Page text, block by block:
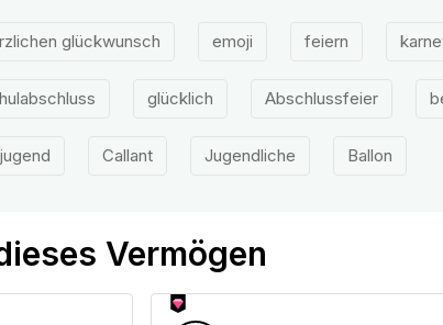
glückwunsch emoji feiern
glücklich Abschlussfeier
jugend Callant Jugendliche Ballon
Vermögen